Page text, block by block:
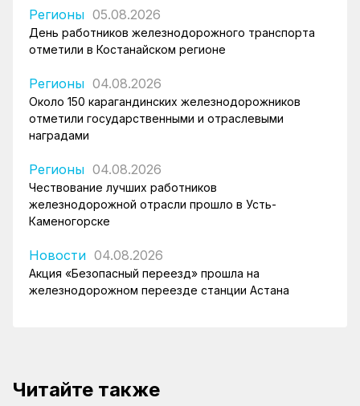
Регионы 05.08.2026
День работников железнодорожного транспорта
отметили в Костанайском регионе
Регионы 04.08.2026
Около 150 карагандинских железнодорожников
отметили государственными и отраслевыми
наградами
Регионы 04.08.2026
Чествование лучших работников
железнодорожной отрасли прошло в Усть-
Каменогорске
Новости 04.08.2026
Акция «Безопасный переезд» прошла на
железнодорожном переезде станции Астана
Читайте также